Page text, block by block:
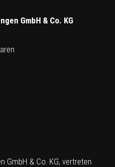
GmbH & Co. KG
GmbH & Co. KG, vertreten